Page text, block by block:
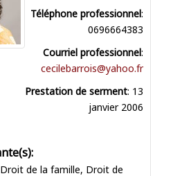
Téléphone professionnel:
0696664383
Courriel professionnel:
cecilebarrois@yahoo.fr
Prestation de serment: 13
janvier 2006
Droit de la famille, Droit de